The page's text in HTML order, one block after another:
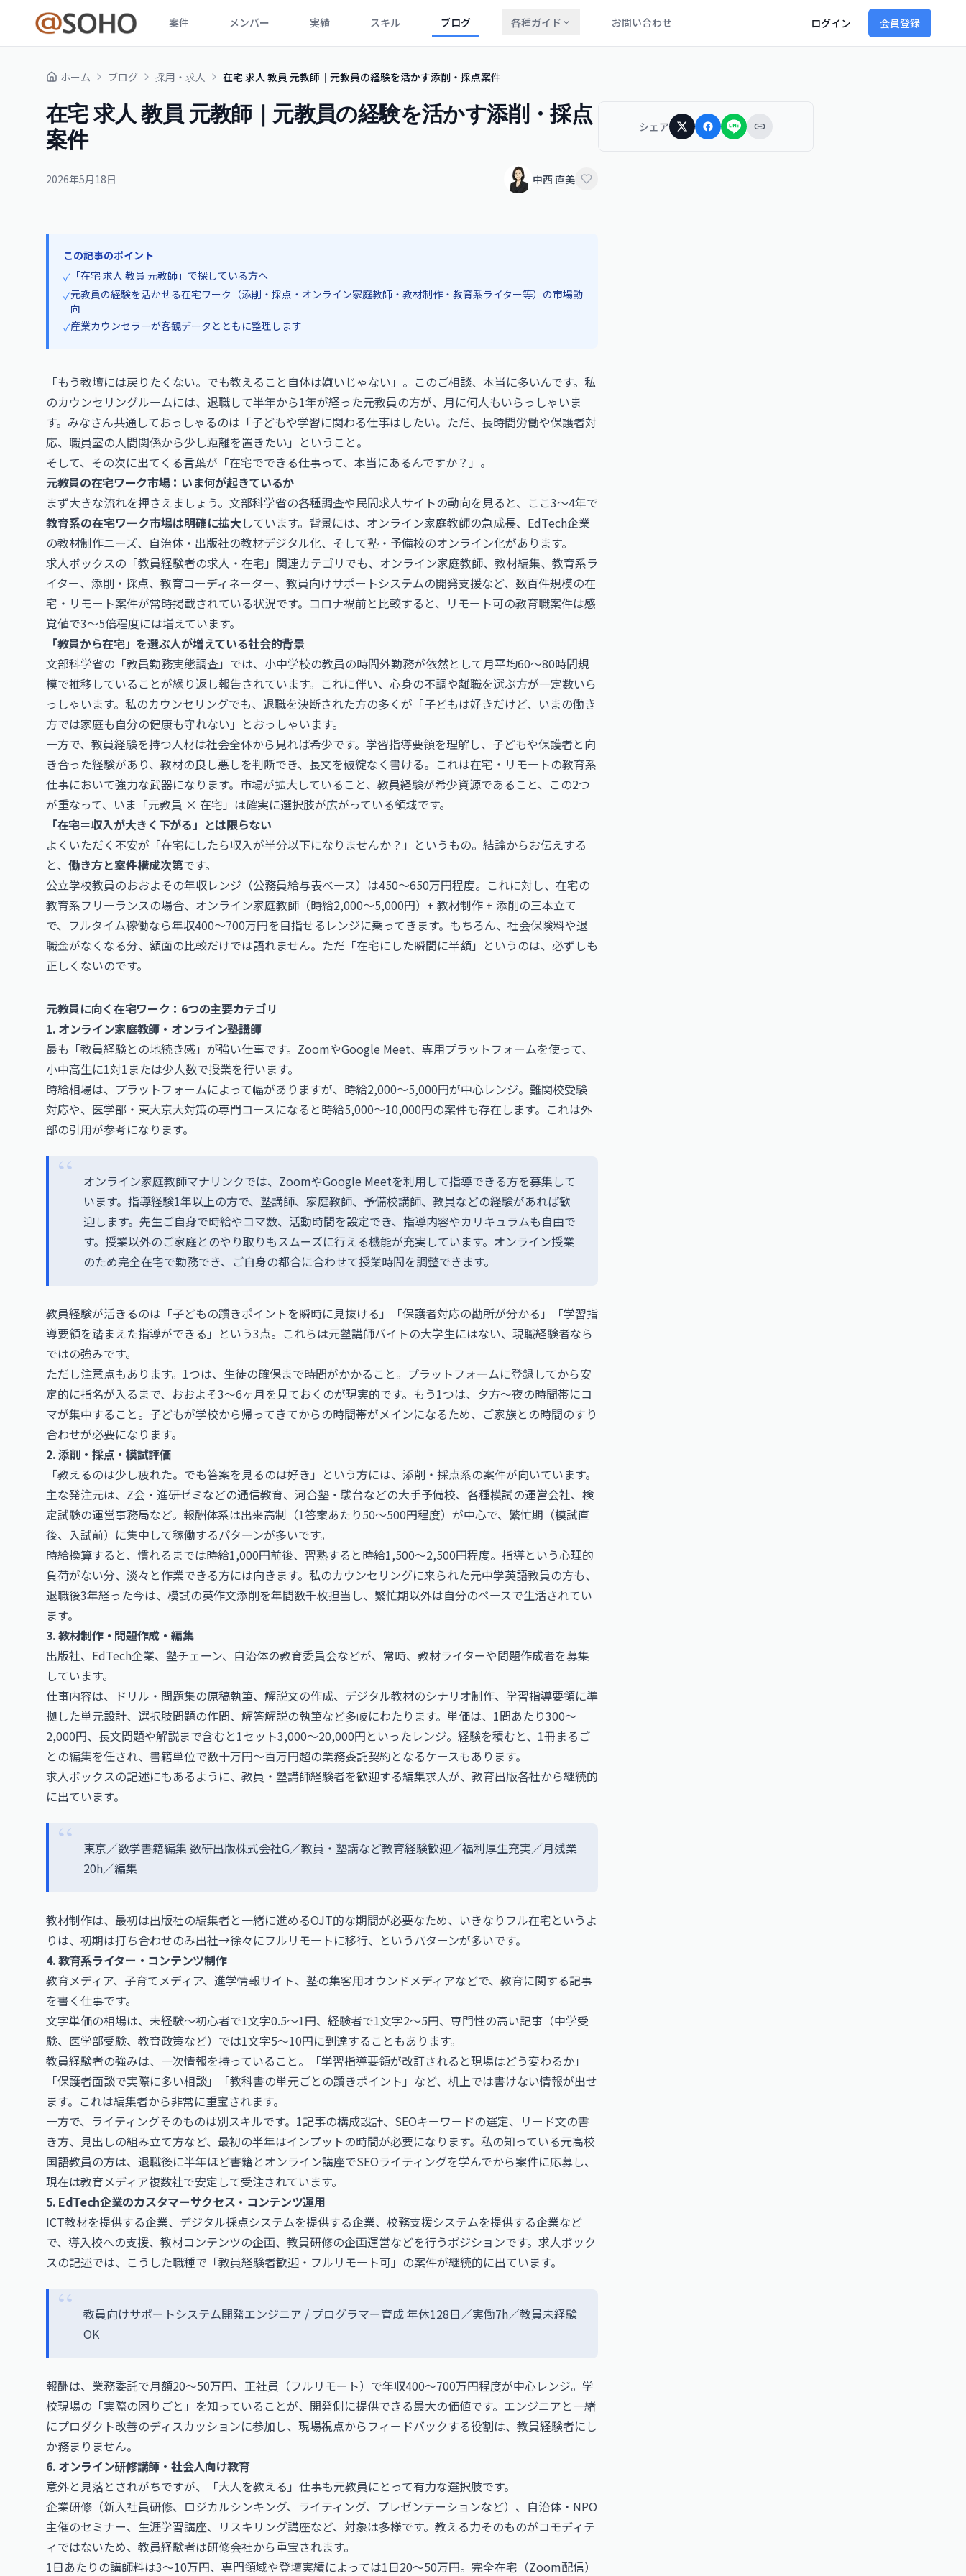
案件 メンバー 実績 スキル ブログ 各種ガイド お問い合わせ ログイン 会員登録
ホーム ブログ 採用・求人 在宅 求人 教員 元教師｜元教員の経験を活かす添削・採点案件
在宅 求人 教員 元教師｜元教員の経験を活かす添削・採点
案件
2026年5月18日 中西 直美
この記事のポイント
✓ 「在宅 求人 教員 元教師」で探している方へ
✓元教員の経験を活かせる在宅ワーク（添削・採点・オンライン家庭教師・教材制作・教育系ライター等）の市場動
向
✓産業カウンセラーが客観データとともに整理します
「もう教壇には戻りたくない。でも教えること自体は嫌いじゃない」。このご相談、本当に多いんです。私
のカウンセリングルームには、退職して半年から1年が経った元教員の方が、月に何人もいらっしゃいま
す。みなさん共通しておっしゃるのは「子どもや学習に関わる仕事はしたい。ただ、長時間労働や保護者対
応、職員室の人間関係から少し距離を置きたい」ということ。
そして、その次に出てくる言葉が「在宅でできる仕事って、本当にあるんですか？」。
元教員の在宅ワーク市場：いま何が起きているか
まず大きな流れを押さえましょう。文部科学省の各種調査や民間求人サイトの動向を見ると、ここ3〜4年で
教育系の在宅ワーク市場は明確に拡大しています。背景には、オンライン家庭教師の急成長、EdTech企業
の教材制作ニーズ、自治体・出版社の教材デジタル化、そして塾・予備校のオンライン化があります。
求人ボックスの「教員経験者の求人・在宅」関連カテゴリでも、オンライン家庭教師、教材編集、教育系ラ
イター、添削・採点、教育コーディネーター、教員向けサポートシステムの開発支援など、数百件規模の在
宅・リモート案件が常時掲載されている状況です。コロナ禍前と比較すると、リモート可の教育職案件は感
覚値で3〜5倍程度には増えています。
「教員から在宅」を選ぶ人が増えている社会的背景
文部科学省の「教員勤務実態調査」では、小中学校の教員の時間外勤務が依然として月平均60〜80時間規
模で推移していることが繰り返し報告されています。これに伴い、心身の不調や離職を選ぶ方が一定数いら
っしゃいます。私のカウンセリングでも、退職を決断された方の多くが「子どもは好きだけど、いまの働き
方では家庭も自分の健康も守れない」とおっしゃいます。
一方で、教員経験を持つ人材は社会全体から見れば希少です。学習指導要領を理解し、子どもや保護者と向
き合った経験があり、教材の良し悪しを判断でき、長文を破綻なく書ける。これは在宅・リモートの教育系
仕事において強力な武器になります。市場が拡大していること、教員経験が希少資源であること、この2つ
が重なって、いま「元教員 × 在宅」は確実に選択肢が広がっている領域です。
「在宅＝収入が大きく下がる」とは限らない
よくいただく不安が「在宅にしたら収入が半分以下になりませんか？」というもの。結論からお伝えする
と、 働き方と案件構成次第です。
公立学校教員のおおよその年収レンジ（公務員給与表ベース）は450〜650万円程度。これに対し、在宅の
教育系フリーランスの場合、オンライン家庭教師（時給2,000〜5,000円）+ 教材制作 + 添削の三本立て
で、フルタイム稼働なら年収400〜700万円を目指せるレンジに乗ってきます。もちろん、社会保険料や退
職金がなくなる分、額面の比較だけでは語れません。ただ「在宅にした瞬間に半額」というのは、必ずしも
正しくないのです。
元教員に向く在宅ワーク：6つの主要カテゴリ
1. オンライン家庭教師・オンライン塾講師
最も「教員経験との地続き感」が強い仕事です。ZoomやGoogle Meet、専用プラットフォームを使って、
小中高生に1対1または少人数で授業を行います。
時給相場は、プラットフォームによって幅がありますが、時給2,000〜5,000円が中心レンジ。難関校受験
対応や、医学部・東大京大対策の専門コースになると時給5,000〜10,000円の案件も存在します。これは外
部の引用が参考になります。
オンライン家庭教師マナリンクでは、ZoomやGoogle Meetを利用して指導できる方を募集して
います。指導経験1年以上の方で、塾講師、家庭教師、予備校講師、教員などの経験があれば歓
迎します。先生ご自身で時給やコマ数、活動時間を設定でき、指導内容やカリキュラムも自由で
す。授業以外のご家庭とのやり取りもスムーズに行える機能が充実しています。オンライン授業
のため完全在宅で勤務でき、ご自身の都合に合わせて授業時間を調整できます。
教員経験が活きるのは「子どもの躓きポイントを瞬時に見抜ける」「保護者対応の勘所が分かる」「学習指
導要領を踏まえた指導ができる」という3点。これらは元塾講師バイトの大学生にはない、現職経験者なら
ではの強みです。
ただし注意点もあります。1つは、生徒の確保まで時間がかかること。プラットフォームに登録してから安
定的に指名が入るまで、おおよそ3〜6ヶ月を見ておくのが現実的です。もう1つは、夕方〜夜の時間帯にコ
マが集中すること。子どもが学校から帰ってきてからの時間帯がメインになるため、ご家族との時間のすり
合わせが必要になります。
2. 添削・採点・模試評価
「教えるのは少し疲れた。でも答案を見るのは好き」という方には、添削・採点系の案件が向いています。
主な発注元は、Z会・進研ゼミなどの通信教育、河合塾・駿台などの大手予備校、各種模試の運営会社、検
定試験の運営事務局など。報酬体系は出来高制（1答案あたり50〜500円程度）が中心で、繁忙期（模試直
後、入試前）に集中して稼働するパターンが多いです。
時給換算すると、慣れるまでは時給1,000円前後、習熟すると時給1,500〜2,500円程度。指導という心理的
負荷がない分、淡々と作業できる方には向きます。私のカウンセリングに来られた元中学英語教員の方も、
退職後3年経った今は、模試の英作文添削を年間数千枚担当し、繁忙期以外は自分のペースで生活されてい
ます。
3. 教材制作・問題作成・編集
出版社、EdTech企業、塾チェーン、自治体の教育委員会などが、常時、教材ライターや問題作成者を募集
しています。
仕事内容は、ドリル・問題集の原稿執筆、解説文の作成、デジタル教材のシナリオ制作、学習指導要領に準
拠した単元設計、選択肢問題の作問、解答解説の執筆など多岐にわたります。単価は、1問あたり300〜
2,000円、長文問題や解説まで含むと1セット3,000〜20,000円といったレンジ。経験を積むと、1冊まるご
との編集を任され、書籍単位で数十万円〜百万円超の業務委託契約となるケースもあります。
求人ボックスの記述にもあるように、教員・塾講師経験者を歓迎する編集求人が、教育出版各社から継続的
に出ています。
東京／数学書籍編集 数研出版株式会社G／教員・塾講など教育経験歓迎／福利厚生充実／月残業
20h／編集
教材制作は、最初は出版社の編集者と一緒に進めるOJT的な期間が必要なため、いきなりフル在宅というよ
りは、初期は打ち合わせのみ出社→徐々にフルリモートに移行、というパターンが多いです。
4. 教育系ライター・コンテンツ制作
教育メディア、子育てメディア、進学情報サイト、塾の集客用オウンドメディアなどで、教育に関する記事
を書く仕事です。
文字単価の相場は、未経験〜初心者で1文字0.5〜1円、経験者で1文字2〜5円、専門性の高い記事（中学受
験、医学部受験、教育政策など）では1文字5〜10円に到達することもあります。
教員経験者の強みは、一次情報を持っていること。「学習指導要領が改訂されると現場はどう変わるか」
「保護者面談で実際に多い相談」「教科書の単元ごとの躓きポイント」など、机上では書けない情報が出せ
ます。これは編集者から非常に重宝されます。
一方で、ライティングそのものは別スキルです。1記事の構成設計、SEOキーワードの選定、リード文の書
き方、見出しの組み立て方など、最初の半年はインプットの時間が必要になります。私の知っている元高校
国語教員の方は、退職後に半年ほど書籍とオンライン講座でSEOライティングを学んでから案件に応募し、
現在は教育メディア複数社で安定して受注されています。
5. EdTech企業のカスタマーサクセス・コンテンツ運用
ICT教材を提供する企業、デジタル採点システムを提供する企業、校務支援システムを提供する企業など
で、導入校への支援、教材コンテンツの企画、教員研修の企画運営などを行うポジションです。求人ボック
スの記述では、こうした職種で「教員経験者歓迎・フルリモート可」の案件が継続的に出ています。
教員向けサポートシステム開発エンジニア / プログラマー育成 年休128日／実働7h／教員未経験
OK
報酬は、業務委託で月額20〜50万円、正社員（フルリモート）で年収400〜700万円程度が中心レンジ。学
校現場の「実際の困りごと」を知っていることが、開発側に提供できる最大の価値です。エンジニアと一緒
にプロダクト改善のディスカッションに参加し、現場視点からフィードバックする役割は、教員経験者にし
か務まりません。
6. オンライン研修講師・社会人向け教育
意外と見落とされがちですが、「大人を教える」仕事も元教員にとって有力な選択肢です。
企業研修（新入社員研修、ロジカルシンキング、ライティング、プレゼンテーションなど）、自治体・NPO
主催のセミナー、生涯学習講座、リスキリング講座など、対象は多様です。教える力そのものがコモディテ
ィではないため、教員経験者は研修会社から重宝されます。
1日あたりの講師料は3〜10万円、専門領域や登壇実績によっては1日20〜50万円。完全在宅（Zoom配信）
シェア